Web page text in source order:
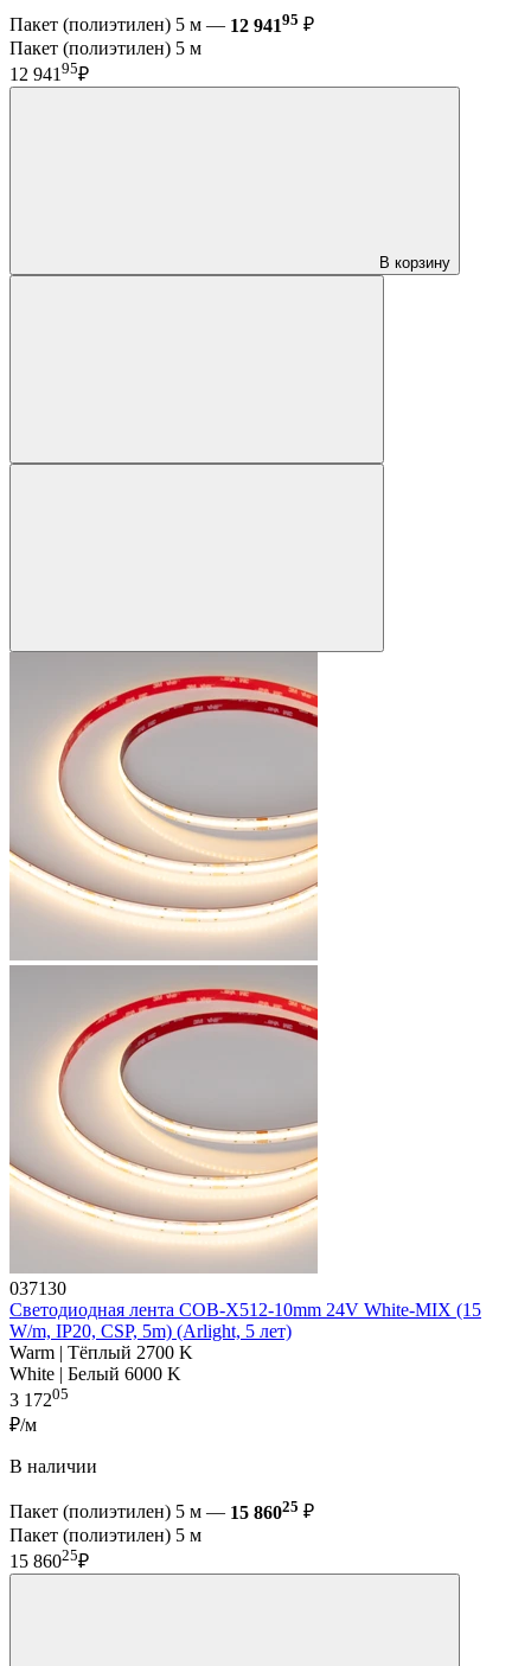
Пакет (полиэтилен) 5 м — 12 94195 ₽
Пакет (полиэтилен) 5 м
12 941 95₽
В корзину
037130
Светодиодная лента COB-X512-10mm 24V White-MIX (15
W/m, IP20, CSP, 5m) (Arlight, 5 лет)
Warm | Тёплый 2700 K
White | Белый 6000 K
3 17205
₽/м
В наличии
Пакет (полиэтилен) 5 м — 15 86025 ₽
Пакет (полиэтилен) 5 м
15 86025₽